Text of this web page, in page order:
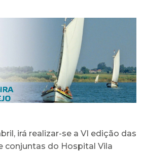
irá realizar-se a VI edição das
conjuntas do Hospital Vila